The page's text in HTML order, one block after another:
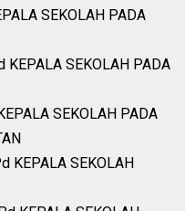
SEKOLAH PADA
KEPALA SEKOLAH PADA
SEKOLAH PADA
KEPALA SEKOLAH